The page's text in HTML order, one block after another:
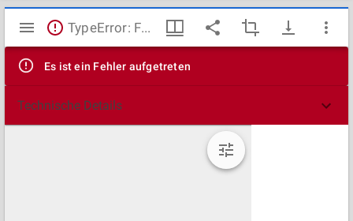
Mirador
Viewer
TypeError: Failed to fetch
Es ist ein Fehler aufgetreten
Technische Details